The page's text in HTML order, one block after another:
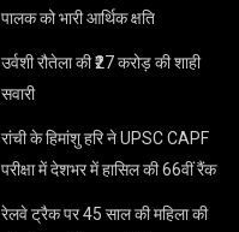
पालक को भारी आर्थिक क्षति
उर्वशी रौतेला की ₹27 करोड़ की शाही
सवारी
रांची के हिमांशु हरि ने UPSC CAPF
परीक्षा में देशभर में हासिल की 66वीं रैंक
रेलवे ट्रैक पर 45 साल की महिला की